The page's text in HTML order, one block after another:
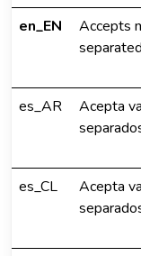
en_EN
Accepts
es_AR
Acepta
es_CL
Acepta